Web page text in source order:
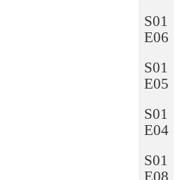
S01
E06
S01
E05
S01
E04
S01
E08